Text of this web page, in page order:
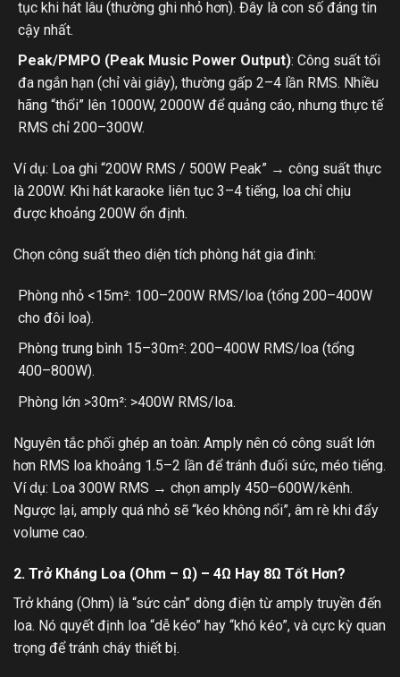
tục khi hát lâu (thường ghi nhỏ hơn). Đây là con số đáng tin
cậy nhất.
Peak/PMPO (Peak Music Power Output): Công suất tối
đa ngắn hạn (chỉ vài giây), thường gấp 2–4 lần RMS. Nhiều
hãng “thổi” lên 1000W, 2000W để quảng cáo, nhưng thực tế
RMS chỉ 200–300W.
Ví dụ: Loa ghi “200W RMS / 500W Peak” → công suất thực
là 200W. Khi hát karaoke liên tục 3–4 tiếng, loa chỉ chịu
được khoảng 200W ổn định.
Chọn công suất theo diện tích phòng hát gia đình:
Phòng nhỏ <15m²: 100–200W RMS/loa (tổng 200–400W
cho đôi loa).
Phòng trung bình 15–30m²: 200–400W RMS/loa (tổng
400–800W).
Phòng lớn >30m²: >400W RMS/loa.
Nguyên tắc phối ghép an toàn: Amply nên có công suất lớn
hơn RMS loa khoảng 1.5–2 lần để tránh đuối sức, méo tiếng.
Ví dụ: Loa 300W RMS → chọn amply 450–600W/kênh.
Ngược lại, amply quá nhỏ sẽ “kéo không nổi”, âm rè khi đẩy
volume cao.
2. Trở Kháng Loa (Ohm – Ω) – 4Ω Hay 8Ω Tốt Hơn?
Trở kháng (Ohm) là “sức cản” dòng điện từ amply truyền đến
loa. Nó quyết định loa “dễ kéo” hay “khó kéo”, và cực kỳ quan
trọng để tránh cháy thiết bị.